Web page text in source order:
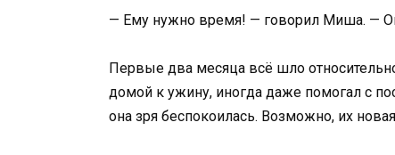
— Ему нужно время! — говорил Миша. —
Первые два месяца всё шло
домой к ужину, иногда даже помогал с
она зря беспокоилась. Возможно, их